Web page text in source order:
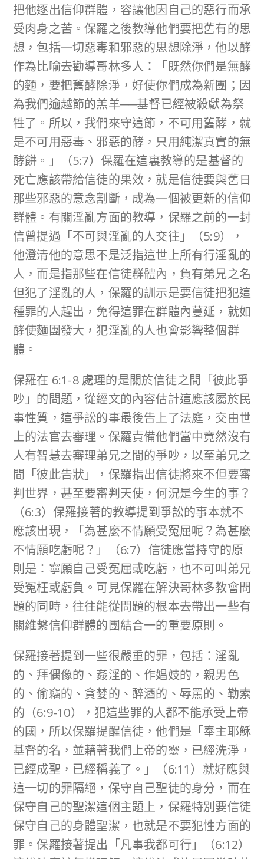
把他逐出信仰群體，容讓他因自己的惡行而承
受肉身之苦。保羅之後教導他們要把舊有的思
想，包括一切惡毒和邪惡的思想除淨，他以酵
作為比喻去勸導哥林多人：「既然你們是無酵
的麵，要把舊酵除淨，好使你們成為新團；因
為我們逾越節的羔羊──基督已經被殺獻為祭
牲了。所以，我們來守這節，不可用舊酵，就
是不可用惡毒、邪惡的酵，只用純潔真實的無
酵餅。」（5:7）保羅在這裏教導的是基督的
死亡應該帶給信徒的果效，就是信徒要與舊日
那些邪惡的意念割斷，成為一個被更新的信仰
群體。有關淫亂方面的教導，保羅之前的一封
信曾提過「不可與淫亂的人交往」（5:9），
他澄清他的意思不是泛指這世上所有行淫亂的
人，而是指那些在信徒群體內，負有弟兄之名
但犯了淫亂的人，保羅的訓示是要信徒把犯這
種罪的人趕出，免得這罪在群體內蔓延，就如
酵使麵團發大，犯淫亂的人也會影響整個群
體。
保羅在 6:1-8 處理的是關於信徒之間「彼此爭
吵」的問題，從經文的內容估計這應該屬於民
事性質，這爭訟的事最後告上了法庭，交由世
上的法官去審理。保羅責備他們當中竟然沒有
人有智慧去審理弟兄之間的爭吵，以至弟兄之
間「彼此告狀」，保羅指出信徒將來不但要審
判世界，甚至要審判天使，何況是今生的事？
（6:3）保羅接著的教導提到爭訟的事本就不
應該出現，「為甚麼不情願受冤屈呢？為甚麼
不情願吃虧呢？」（6:7）信徒應當持守的原
則是：寧願自己受冤屈或吃虧，也不可叫弟兄
受冤枉或虧負。可見保羅在解決哥林多教會問
題的同時，往往能從問題的根本去帶出一些有
關維繫信仰群體的團結合一的重要原則。
保羅接著提到一些很嚴重的罪，包括：淫亂
的、拜偶像的、姦淫的、作娼妓的，親男色
的、偷竊的、貪婪的、醉酒的、辱罵的、勒索
的（6:9-10），犯這些罪的人都不能承受上帝
的國，所以保羅提醒信徒，他們是「奉主耶穌
基督的名，並藉著我們上帝的靈，已經洗淨，
已經成聖，已經稱義了。」（6:11）就好應與
這一切的罪隔絕，保守自己聖徒的身分，而在
保守自己的聖潔這個主題上，保羅特別要信徒
保守自己的身體聖潔，也就是不要犯性方面的
罪。保羅接著提出「凡事我都可行」（6:12）